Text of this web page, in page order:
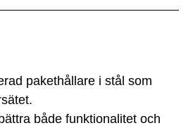
pakethållare i stål som
både funktionalitet och